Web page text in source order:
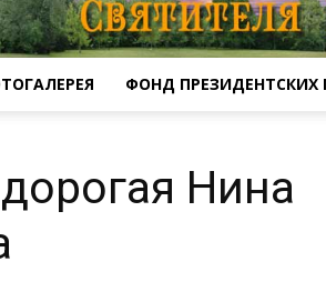
ФОНД ПРЕЗИДЕНТСКИХ
Нина